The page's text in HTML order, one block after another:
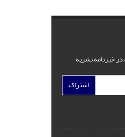
در خبرنامه نشریه
اشتراک